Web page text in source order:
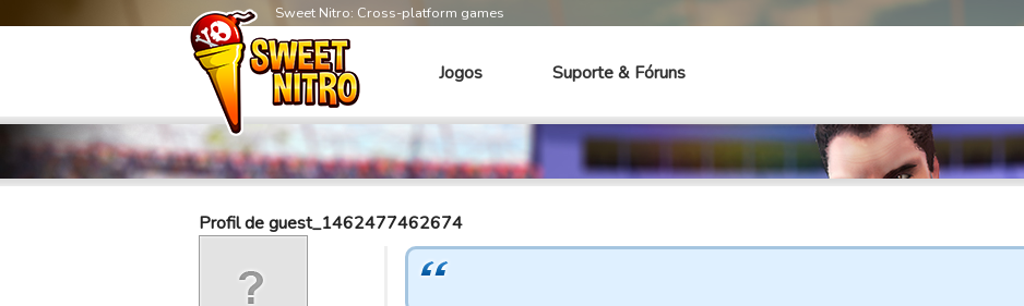
Sweet Nitro: Cross-platform games
Jogos Suporte & Fóruns
Profil de guest_1462477462674